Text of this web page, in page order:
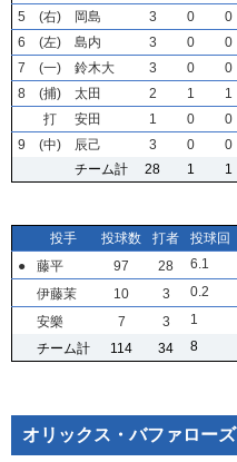
5
(右) 岡島 3 0 0
6
(左) 島内 3 0 0
7
(一) 鈴木大 3 0 0
8
(捕) 太田 2 1 1
打
安田 1 0 0
9
(中) 辰己 3 0 0
チーム計
28 1 1
5
(右) 岡島 3 0 0
6
(左) 島内 3 0 0
7
(一) 鈴木大 3 0 0
8
(捕) 太田 2 1 1
打
安田 1 0 0
9
(中) 辰己 3 0 0
チーム計
28 1 1
5
(右) 岡島 3 0 0
6
(左) 島内 3 0 0
7
(一) 鈴木大 3 0 0
8
(捕) 太田 2 1 1
打
安田 1 0 0
9
(中) 辰己 3 0 0
チーム計
28 1 1
5
(右) 岡島 3 0 0
6
(左) 島内 3 0 0
7
(一) 鈴木大 3 0 0
8
(捕) 太田 2 1 1
打
安田 1 0 0
9
(中) 辰己 3 0 0
チーム計
28 1 1
投手 投球数 打者 投球回
●
藤平 97 28 6.1
伊藤茉
10 3 0.2
安樂
7 3 1
チーム計
114 34 8
投手 投球数 打者 投球回
●
藤平 97 28 6.1
伊藤茉
10 3 0.2
安樂
7 3 1
チーム計
114 34 8
投手 投球数 打者 投球回
●
藤平 97 28 6.1
伊藤茉
10 3 0.2
安樂
7 3 1
チーム計
114 34 8
投手 投球数 打者 投球回
●
藤平 97 28 6.1
伊藤茉
10 3 0.2
安樂
7 3 1
チーム計
114 34 8
オリックス・バファローズ